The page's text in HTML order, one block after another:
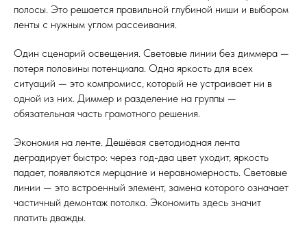
полосы. Это решается правильной глубиной ниши и выбором
ленты с нужным углом рассеивания.
Один сценарий освещения. Световые линии без диммера —
потеря половины потенциала. Одна яркость для всех
ситуаций — это компромисс, который не устраивает ни в
одной из них. Диммер и разделение на группы —
обязательная часть грамотного решения.
Экономия на ленте. Дешёвая светодиодная лента
деградирует быстро: через год-два цвет уходит, яркость
падает, появляются мерцание и неравномерность. Световые
линии — это встроенный элемент, замена которого означает
частичный демонтаж потолка. Экономить здесь значит
платить дважды.